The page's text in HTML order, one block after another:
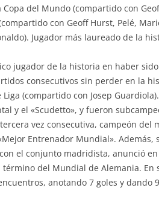
Copa del Mundo (compartido con
con Geoff Hurst, Pelé,
Jugador más laureado de la
jugador de la historia en haber
consecutivos sin perder en la
Liga (compartido con Josep
y el «Scudetto», y fueron
vez consecutiva, campeón
Entrenador Mundial».
el conjunto madridista, anunció
del Mundial de Alemania.
anotando 7 goles y dando